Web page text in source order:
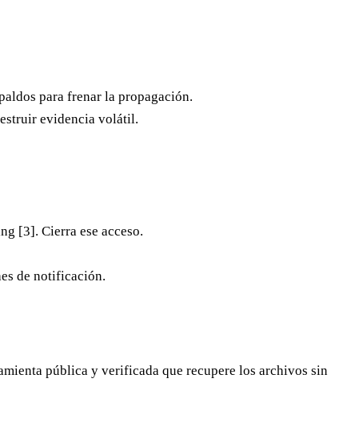
para frenar la propagación.
evidencia volátil.
[3]. Cierra ese acceso.
de notificación.
pública y verificada que recupere los archivos sin